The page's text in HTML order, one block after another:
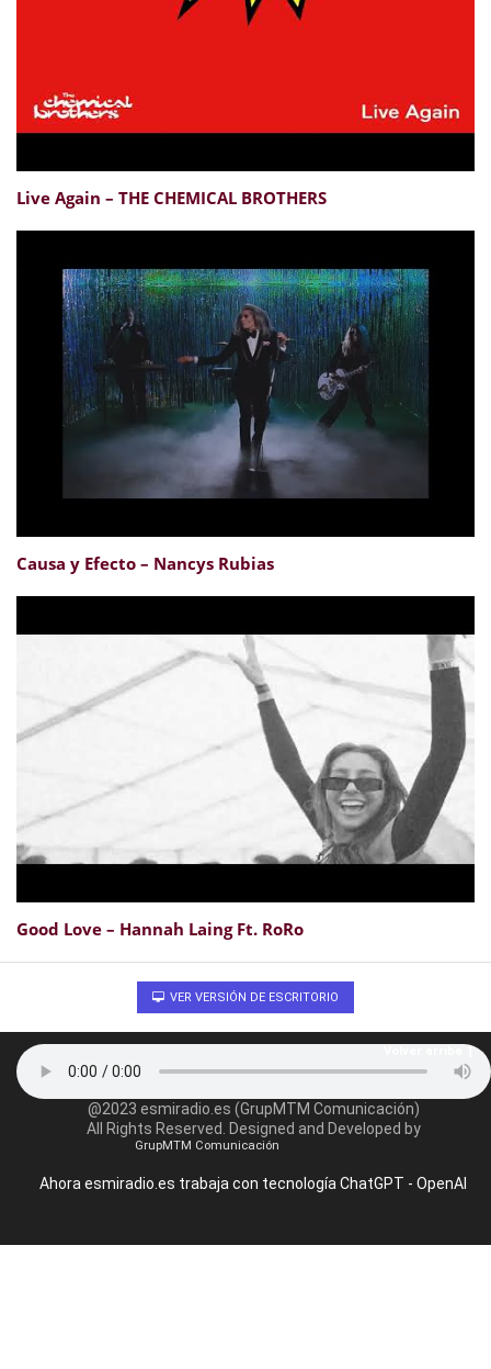
Live Again – THE CHEMICAL BROTHERS
Causa y Efecto – Nancys Rubias
Good Love – Hannah Laing Ft. RoRo
VER VERSIÓN DE ESCRITORIO
@2023 esmiradio.es (GrupMTM Comunicación)
All Rights Reserved. Designed and Developed by
GrupMTM Comunicación
Ahora esmiradio.es trabaja con tecnología ChatGPT - OpenAI